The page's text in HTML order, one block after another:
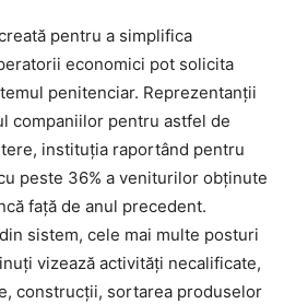
pentru a simplifica
economici pot solicita
penitenciar. Reprezentanții
companiilor pentru astfel de
instituția raportând pentru
peste 36% a veniturilor obținute
față de anul precedent.
sistem, cele mai multe posturi
vizează activități necalificate,
construcții, sortarea produselor